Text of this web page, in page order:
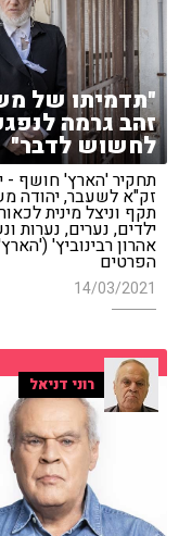
"תדמיתו של
זהב גרמה
לחשוש לדבר"
תחקיר 'הארץ' חושף -
זק"א לשעבר, יהודה
תקף וניצל מינית
ילדים, נערים, נערות
אהרון רבינוביץ'
הפרטים
14/03/2021
רוני דניאל